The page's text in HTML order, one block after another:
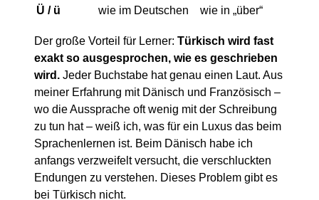
Ü / ü
wie im Deutschen wie in „über“
Der große Vorteil für Lerner: Türkisch wird fast
exakt so ausgesprochen, wie es geschrieben
wird. Jeder Buchstabe hat genau einen Laut. Aus
meiner Erfahrung mit Dänisch und Französisch –
wo die Aussprache oft wenig mit der Schreibung
zu tun hat – weiß ich, was für ein Luxus das beim
Sprachenlernen ist. Beim Dänisch habe ich
anfangs verzweifelt versucht, die verschluckten
Endungen zu verstehen. Dieses Problem gibt es
bei Türkisch nicht.